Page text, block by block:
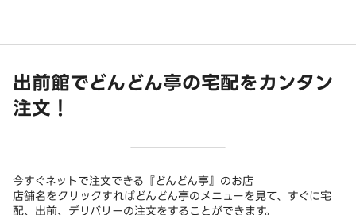
出前館でどんどん亭の宅配をカンタン
注文！
今すぐネットで注文できる『どんどん亭』のお店
店舗名をクリックすればどんどん亭のメニューを見て、すぐに宅
配、出前、デリバリーの注文をすることができます。